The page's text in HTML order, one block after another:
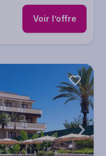
Voir l’offre